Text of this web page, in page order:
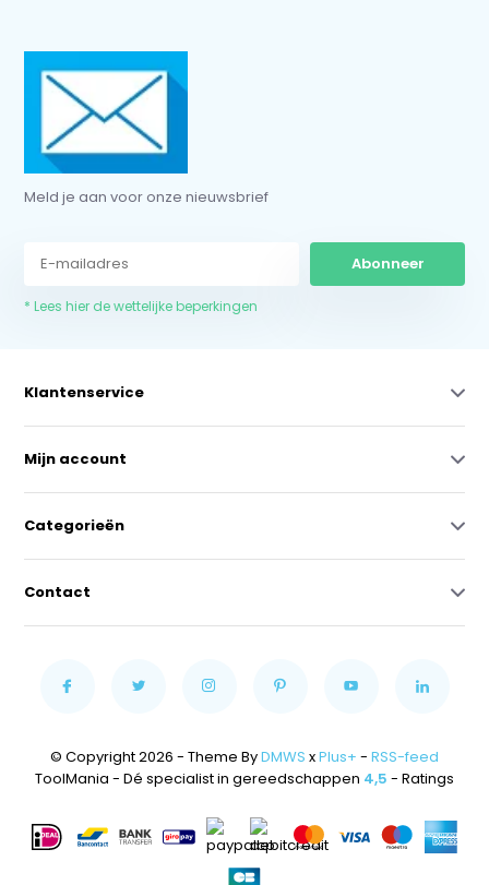
Meld je aan voor onze nieuwsbrief
Abonneer
* Lees hier de wettelijke beperkingen
Klantenservice
Mijn account
Categorieën
Contact
© Copyright 2026 - Theme ByDMWS xPlus+ - RSS-feed
ToolMania - Dé specialist in gereedschappen 4,5 - Ratings